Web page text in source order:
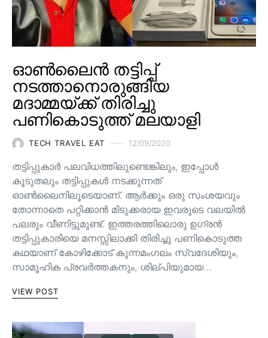
ഓൺലൈൻ തട്ടിപ്പ്
നടത്താനൊരുങ്ങിയ
മദാമ്മയ്ക്ക് തിരിച്ചു
പണികൊടുത്ത് മലയാളി
TECH TRAVEL EAT 12/09/2020
തട്ടിപ്പുകാർ പലവിധത്തിലുണ്ടെങ്കിലും, ഇപ്പോൾ
കൂടുതലും തട്ടിപ്പുകൾ നടക്കുന്നത്
ഓൺലൈനിലൂടെയാണ്. ആർക്കും ഒരു സംശയവും
തോന്നാതെ പറ്റിക്കാൻ മിടുക്കരായ ഇവരുടെ വലയിൽ
പലരും വീണിട്ടുമുണ്ട്. ഇത്തരത്തിലൊരു ഉഗ്രൻ
തട്ടിപ്പുകാരിയെ മനസ്സിലാക്കി തിരിച്ചു പണികൊടുത്ത
കഥയാണ് കോഴിക്കോട് കുന്നമംഗലം സ്വദേശിയും,
സാമൂഹിക പ്രവർത്തകനും, ശില്പിയുമായ…
VIEW POST